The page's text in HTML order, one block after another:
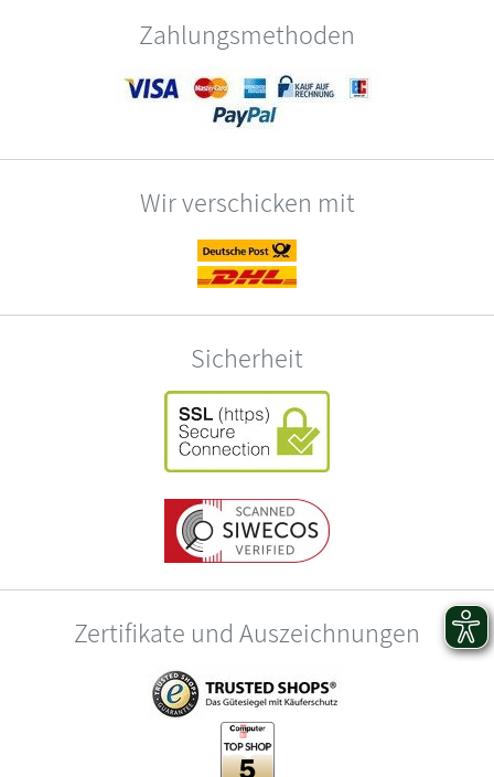
Zahlungsmethoden
Wir verschicken mit
Sicherheit
Zertifikate und Auszeichnungen